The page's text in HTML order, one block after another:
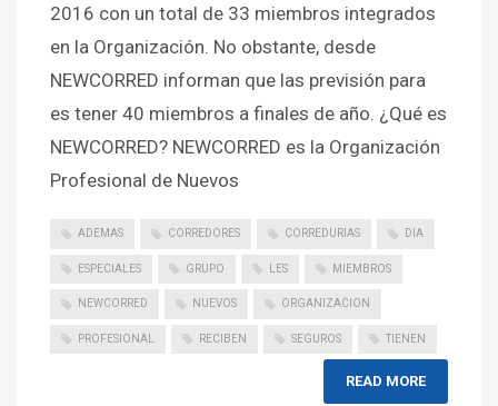
2016 con un total de 33 miembros integrados
en la Organización. No obstante, desde
NEWCORRED informan que las previsión para
es tener 40 miembros a finales de año. ¿Qué es
NEWCORRED? NEWCORRED es la Organización
Profesional de Nuevos
ADEMAS CORREDORES CORREDURIAS DIA
ESPECIALES GRUPO LES MIEMBROS
NEWCORRED NUEVOS ORGANIZACION
PROFESIONAL RECIBEN SEGUROS TIENEN
READ MORE